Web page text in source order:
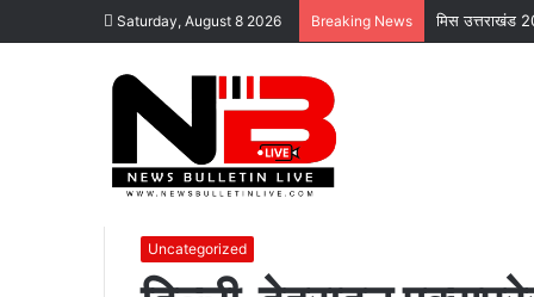
Saturday, August 8 2026 Breaking News मिस उत्तराखंड
Home /Uncategorized
Uncategorized